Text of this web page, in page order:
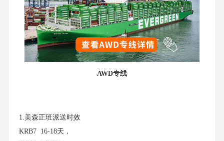
AWD专线
1.美森正班派送时效
KRB7 16-18天，